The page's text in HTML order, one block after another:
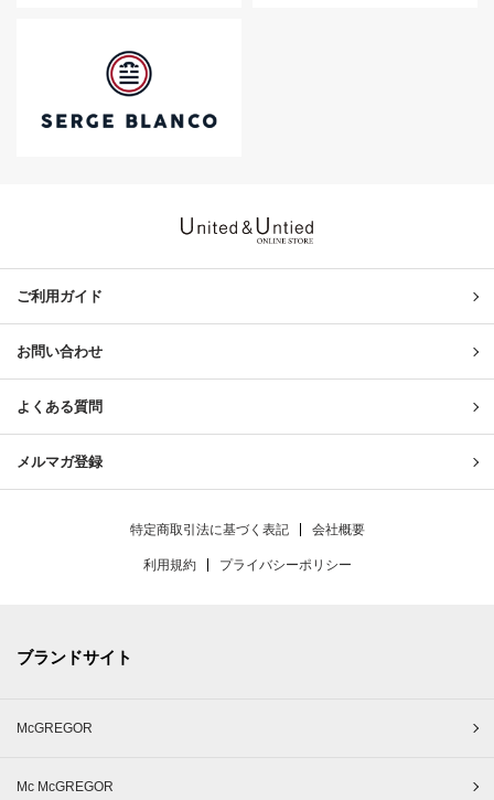
ご利用ガイド
お問い合わせ
よくある質問
メルマガ登録
特定商取引法に基づく表記 会社概要
利用規約 プライバシーポリシー
ブランドサイト
McGREGOR
Mc McGREGOR